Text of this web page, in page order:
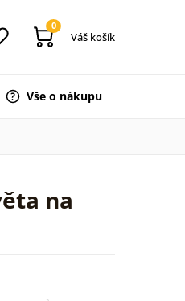
0
Váš košík
Vše o nákupu
na